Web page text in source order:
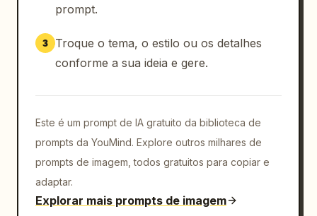
prompt.
3
Troque o tema, o estilo ou os detalhes
conforme a sua ideia e gere.
Este é um prompt de IA gratuito da biblioteca de
prompts da YouMind. Explore outros milhares de
prompts de imagem, todos gratuitos para copiar e
adaptar.
Explorar mais prompts de imagem